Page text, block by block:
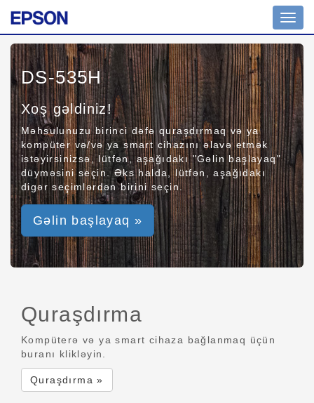
DS-535H
Xoş gəldiniz!
Məhsulunuzu birinci dəfə quraşdırmaq və ya
kompüter və/və ya smart cihazını əlavə etmək
istəyirsinizsə, lütfən, aşağıdakı "Gəlin başlayaq"
düyməsini seçin. Əks halda, lütfən, aşağıdakı
digər seçimlərdən birini seçin.
Gəlin başlayaq »
Quraşdırma
Kompüterə və ya smart cihaza bağlanmaq üçün
buranı klikləyin.
Quraşdırma »